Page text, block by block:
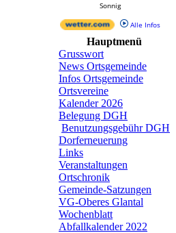
Sonnig
Alle Infos
Hauptmenü
Grusswort
News Ortsgemeinde
Infos Ortsgemeinde
Ortsvereine
Kalender 2026
Belegung DGH
Benutzungsgebühr DGH
Dorferneuerung
Links
Veranstaltungen
Ortschronik
Gemeinde-Satzungen
VG-Oberes Glantal
Wochenblatt
Abfallkalender 2022